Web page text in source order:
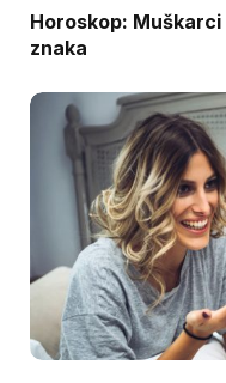
Horoskop:
znaka